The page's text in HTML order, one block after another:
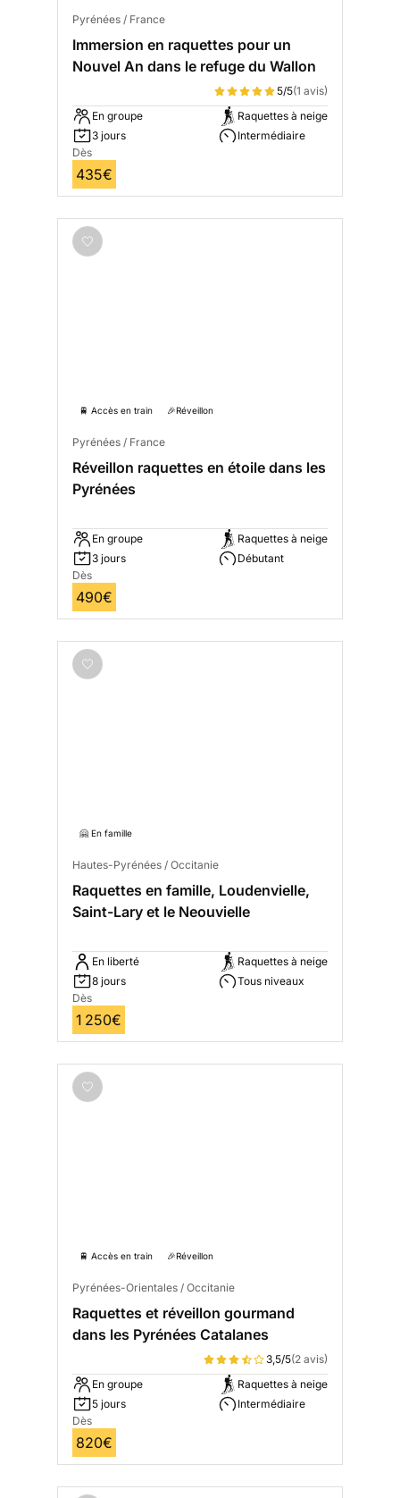
Pyrénées / France
Immersion en raquettes pour un
Nouvel An dans le refuge du Wallon
5/5(1 avis)
En groupe
3 jours
Raquettes à neige
Intermédiaire
Dès
435€
🚆 Accès en train 🎉Réveillon
Pyrénées / France
Réveillon raquettes en étoile dans les
Pyrénées
En groupe
3 jours
Raquettes à neige
Débutant
Dès
490€
🤗 En famille
Hautes-Pyrénées / Occitanie
Raquettes en famille, Loudenvielle,
Saint-Lary et le Neouvielle
En liberté
8 jours
Raquettes à neige
Tous niveaux
Dès
1 250€
🚆 Accès en train 🎉Réveillon
Pyrénées-Orientales / Occitanie
Raquettes et réveillon gourmand
dans les Pyrénées Catalanes
3,5/5(2 avis)
En groupe
5 jours
Raquettes à neige
Intermédiaire
Dès
820€